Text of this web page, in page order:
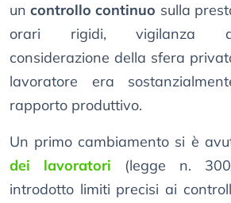
uncontrollo continuo sulla
orari rigidi, vigilanza
considerazione della sfera
lavoratore era
rapporto produttivo.
Un primo cambiamento si è
dei lavoratori (legge n.
introdotto limiti precisi ai